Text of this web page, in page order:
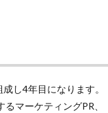
し4年目になります。
マーケティングPR、